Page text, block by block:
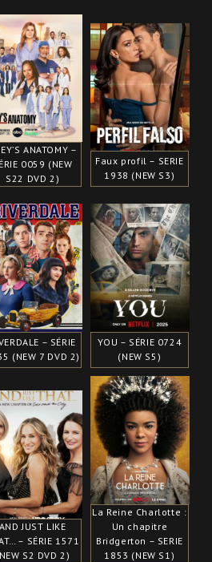
ANATOMY –
0059 (NEW
S22 DVD 2)
Faux profil – SERIE
1938 (NEW S3)
– SÉRIE
(NEW 7 DVD 2)
YOU – SÉRIE 0724
(NEW S5)
AND JUST LIKE
– SÉRIE 1571
S2 DVD 2)
La Reine Charlotte :
Un chapitre
Bridgerton – SERIE
1853 (NEW S1)